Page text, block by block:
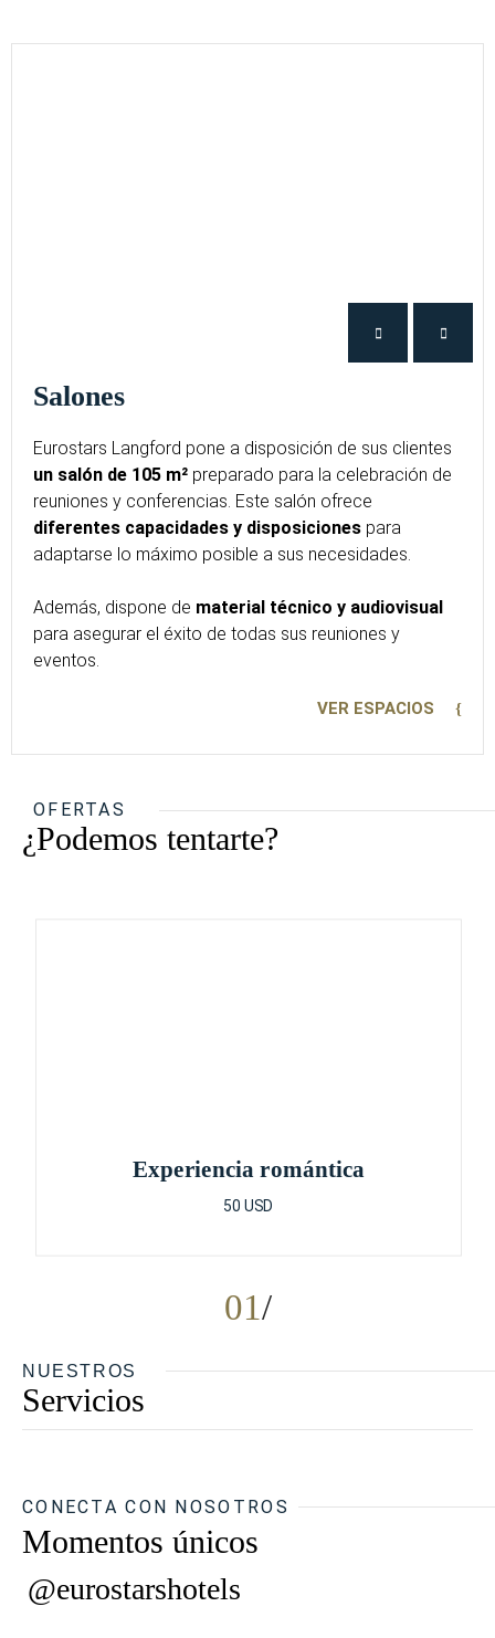
Salones
Eurostars Langford pone a disposición de sus clientes
un salón de 105 m² preparado para la celebración de
reuniones y conferencias. Este salón ofrece
diferentes capacidades y disposiciones para
adaptarse lo máximo posible a sus necesidades.
Además, dispone de material técnico y audiovisual
para asegurar el éxito de todas sus reuniones y
eventos.
VER ESPACIOS
OFERTAS
¿Podemos tentarte?
01
Experiencia romántica
50 USD
NUESTROS
Servicios
CONECTA CON NOSOTROS
Momentos únicos
@eurostarshotels